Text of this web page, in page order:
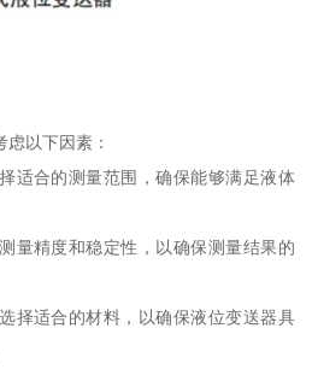
以下因素：
适合的测量范围，确保能够满足液体
量精度和稳定性，以确保测量结果的
择适合的材料，以确保液位变送器具